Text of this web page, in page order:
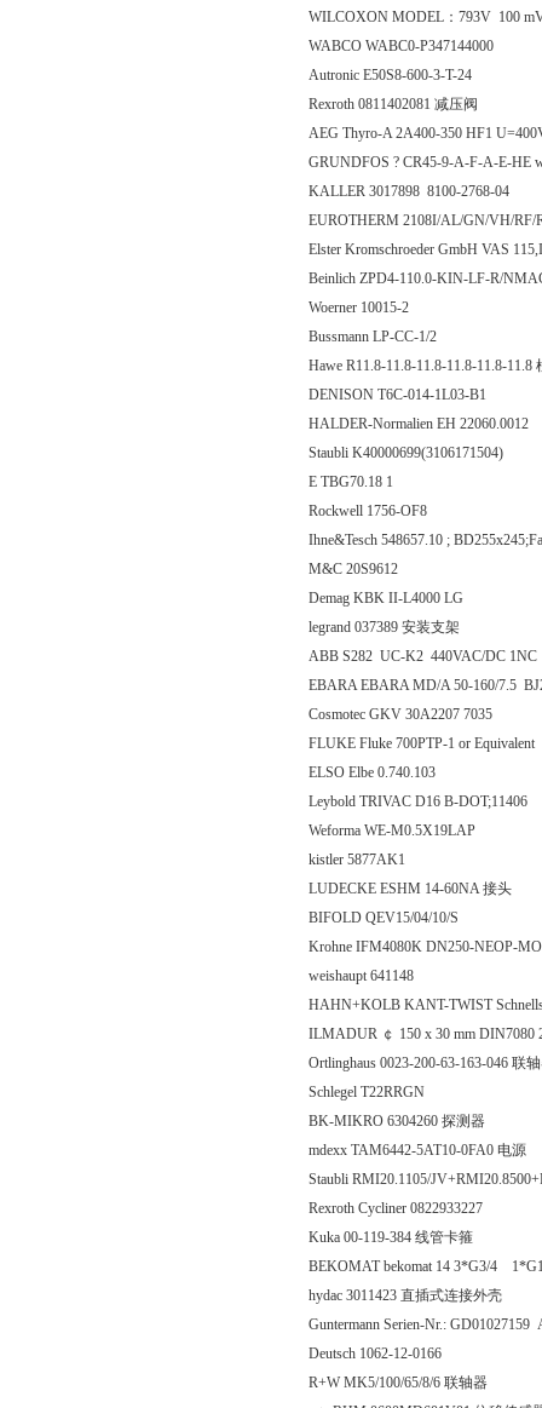
WILCOXON MODEL：793V 100
WABCO WABC0-P347144000
Autronic E50S8-600-3-T-24
Rexroth 0811402081 减压阀
AEG Thyro-A 2A400-350 HF1
GRUNDFOS ? CR45-9-A-F-A-E-HE
KALLER 3017898 8100-2768-04
EUROTHERM 2108I/AL/GN/VH/
Elster Kromschroeder GmbH VAS
Beinlich ZPD4-110.0-KIN-LF-R/
Woerner 10015-2
Bussmann LP-CC-1/2
Hawe R11.8-11.8-11.8-11.8-11.8-11.8
DENISON T6C-014-1L03-B1
HALDER-Normalien EH 22060.0012
Staubli K40000699(3106171504)
E TBG70.18 1
Rockwell 1756-OF8
Ihne&Tesch 548657.10 ;
M&C 20S9612
Demag KBK II-L4000 LG
legrand 037389 安装支架
ABB S282 UC-K2 440VAC/DC 1NC
EBARA EBARA MD/A 50-160/7.5
Cosmotec GKV 30A2207 7035
FLUKE Fluke 700PTP-1 or Equivalent
ELSO Elbe 0.740.103
Leybold TRIVAC D16 B-DOT;11406
Weforma WE-M0.5X19LAP
kistler 5877AK1
LUDECKE ESHM 14-60NA 接头
BIFOLD QEV15/04/10/S
Krohne IFM4080K DN250-NEOP-
weishaupt 641148
HAHN+KOLB KANT-TWIST
ILMADUR ￠ 150 x 30 mm DIN7080
Ortlinghaus 0023-200-63-163-046 联
Schlegel T22RRGN
BK-MIKRO 6304260 探测器
mdexx TAM6442-5AT10-0FA0 电源
Staubli RMI20.1105/
Rexroth Cycliner 0822933227
Kuka 00-119-384 线管卡箍
BEKOMAT bekomat 14 3*G3/4
hydac 3011423 直插式连接外壳
Guntermann Serien-Nr.:
Deutsch 1062-12-0166
R+W MK5/100/65/8/6 联轴器